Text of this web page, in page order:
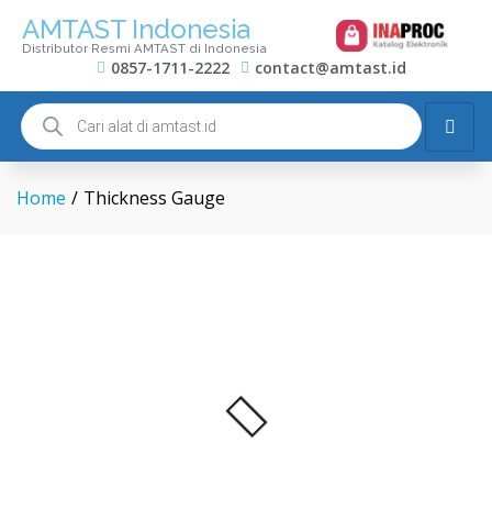
AMTAST Indonesia
Distributor Resmi AMTAST di Indonesia
0857-1711-2222 contact@amtast.id
Home / Thickness Gauge